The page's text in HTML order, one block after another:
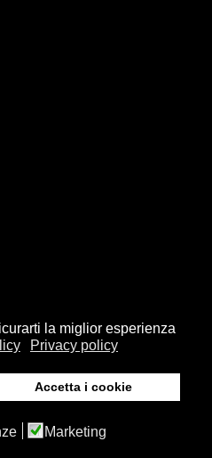
la miglior esperienza
Privacy policy
Accetta i cookie
Marketing